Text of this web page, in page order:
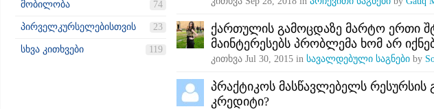
მობილობა 74
პირველკურსელებისთვის 23
სხვა კითხვები 119
ქართულის გამოცდაზე მარტო ერთი
მაინტერესებს პრობლემა ხომ არ
კითხვა Jul 30, 2015 in სავალდებული საგნები by
პრაქტიკოს მასწავლებელს რესურსის
კრედიტი?